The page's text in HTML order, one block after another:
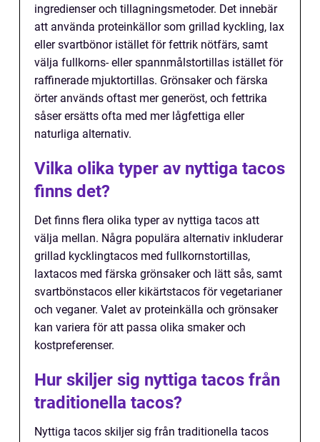
ingredienser och tillagningsmetoder. Det innebär
att använda proteinkällor som grillad kyckling, lax
eller svartbönor istället för fettrik nötfärs, samt
välja fullkorns- eller spannmålstortillas istället för
raffinerade mjuktortillas. Grönsaker och färska
örter används oftast mer generöst, och fettrika
såser ersätts ofta med mer lågfettiga eller
naturliga alternativ.
Vilka olika typer av nyttiga tacos
finns det?
Det finns flera olika typer av nyttiga tacos att
välja mellan. Några populära alternativ inkluderar
grillad kycklingtacos med fullkornstortillas,
laxtacos med färska grönsaker och lätt sås, samt
svartbönstacos eller kikärtstacos för vegetarianer
och veganer. Valet av proteinkälla och grönsaker
kan variera för att passa olika smaker och
kostpreferenser.
Hur skiljer sig nyttiga tacos från
traditionella tacos?
Nyttiga tacos skiljer sig från traditionella tacos